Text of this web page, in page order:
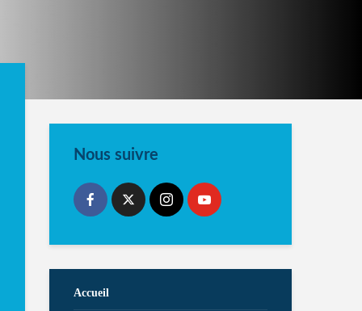
Nous suivre
Accueil